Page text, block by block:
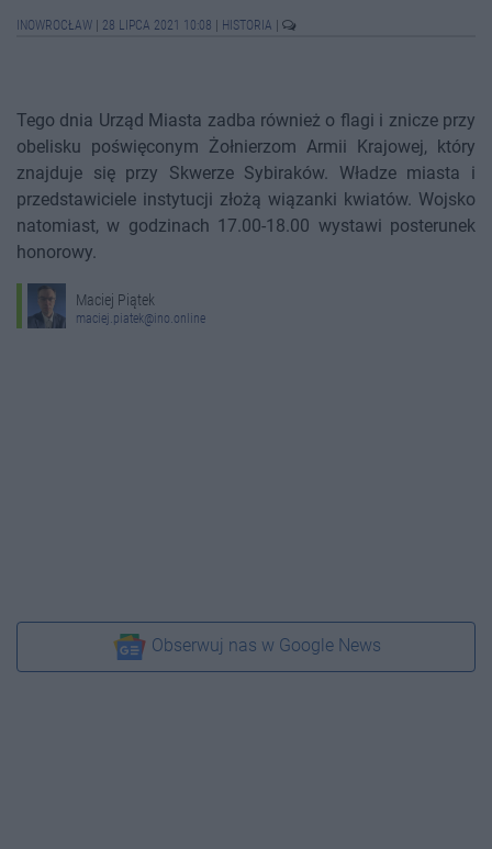
INOWROCŁAW 28 LIPCA 2021 10:08 HISTORIA
Tego dnia Urząd Miasta zadba również o flagi i znicze przy
obelisku poświęconym Żołnierzom Armii Krajowej, który
znajduje się przy Skwerze Sybiraków. Władze miasta i
przedstawiciele instytucji złożą wiązanki kwiatów. Wojsko
natomiast, w godzinach 17.00-18.00 wystawi posterunek
honorowy.
Maciej Piątek
maciej.piatek@ino.online
Obserwuj nas w Google News